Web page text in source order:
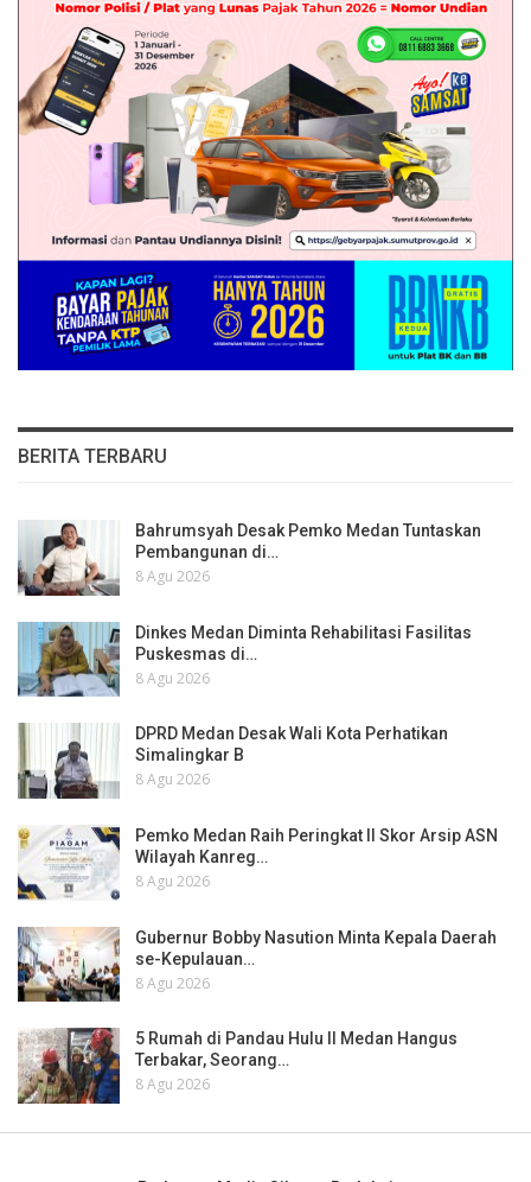
BERITA TERBARU
Bahrumsyah Desak Pemko Medan Tuntaskan
Pembangunan di…
8 Agu 2026
Dinkes Medan Diminta Rehabilitasi Fasilitas
Puskesmas di…
8 Agu 2026
DPRD Medan Desak Wali Kota Perhatikan
Simalingkar B
8 Agu 2026
Pemko Medan Raih Peringkat II Skor Arsip ASN
Wilayah Kanreg…
8 Agu 2026
Gubernur Bobby Nasution Minta Kepala Daerah
se-Kepulauan…
8 Agu 2026
5 Rumah di Pandau Hulu II Medan Hangus
Terbakar, Seorang…
8 Agu 2026